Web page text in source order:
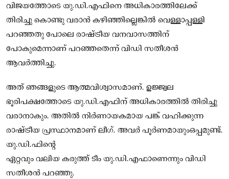
വിജയത്തോടെ യു.ഡി.എഫിനെ അധികാരത്തിലേക്ക്
തിരിച്ചു കൊണ്ടു വരാന്‍ കഴിഞ്ഞില്ലെങ്കില്‍ വെള്ളാപ്പള്ളി
പറഞ്ഞതു പോലെ രാഷ്ട്രീയ വനവാസത്തിന്
പോകുമെന്നാണ് പറഞ്ഞതെന്ന് വിഡി സതീശന്‍
ആവര്‍ത്തിച്ചു.
അത് ഞങ്ങളുടെ ആത്മവിശ്വാസമാണ്. ഉജ്ജ്വല
ഭൂരിപക്ഷത്തോടെ യു.ഡി.എഫിന് അധികാരത്തില്‍ തിരിച്ചു
വരാനാകും. അതില്‍ നിര്‍ണായകമായ പങ്ക് വഹിക്കുന്ന
രാഷ്ട്രീയ പ്രസ്ഥാനമാണ് ലീഗ്. അവര്‍ പൂര്‍ണമായുംഒപ്പമുണ്ട്.
യു.ഡി.ഫിന്റെ
ഏറ്റവും വലിയ കരുത്ത് ടീം യു.ഡി.എഫാണെന്നും വിഡി
സതീശന്‍ പറഞ്ഞു.